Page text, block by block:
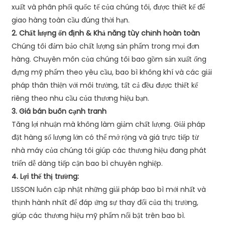
xuất và phân phối quốc tế của chúng tôi, được thiết kế để
giao hàng toàn cầu đúng thời hạn.
2. Chất lượng ổn định & Khả năng tùy chỉnh hoàn toàn
Chúng tôi đảm bảo chất lượng sản phẩm trong mọi đơn
hàng. Chuyên môn của chúng tôi bao gồm sản xuất ống
đựng mỹ phẩm theo yêu cầu, bao bì không khí và các giải
pháp thân thiện với môi trường, tất cả đều được thiết kế
riêng theo nhu cầu của thương hiệu bạn.
3. Giá bán buôn cạnh tranh
Tăng lợi nhuận mà không làm giảm chất lượng. Giải pháp
đặt hàng số lượng lớn có thể mở rộng và giá trực tiếp từ
nhà máy của chúng tôi giúp các thương hiệu đang phát
triển dễ dàng tiếp cận bao bì chuyên nghiệp.
4. Lợi thế thị trường:
LISSON luôn cập nhật những giải pháp bao bì mới nhất và
thịnh hành nhất để đáp ứng sự thay đổi của thị trường,
giúp các thương hiệu mỹ phẩm nổi bật trên bao bì.